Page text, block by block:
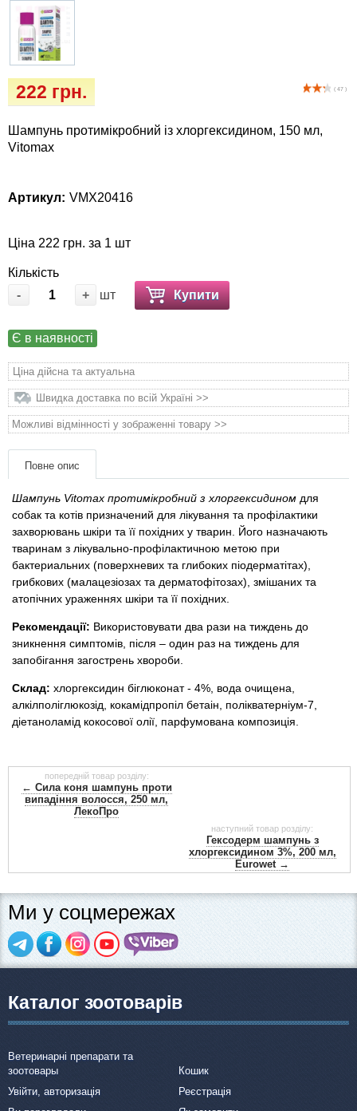
( 47 )
222 грн.
Шампунь протимікробний із хлоргексидином, 150 мл,
Vitomax
Артикул: VMX20416
Ціна 222 грн. за 1 шт
Кількість
-
+ шт Купити
Є в наявності
Ціна дійсна та актуальна
Швидка доставка по всій Україні >>
Можливі відмінності у зображенні товару >>
Повне опис
Шампунь Vitomax протимікробний з хлоргексидином для
собак та котів призначений для лікування та профілактики
захворювань шкіри та її похідних у тварин. Його назначають
тваринам з лікувально-профілактичною метою при
бактериальних (поверхневих та глибоких піодерматітах),
грибкових (малацезіозах та дерматофітозах), змішаних та
атопічних ураженнях шкіри та її похідних.
Рекомендації: Використовувати два рази на тиждень до
зникнення симптомів, після – один раз на тиждень для
запобігання загострень хвороби.
Склад: хлоргексидин біглюконат - 4%, вода очищена,
алкілполіглюкозід, кокамідпропіл бетаін, полікватерніум-7,
діетаноламід кокосової олії, парфумована композиція.
попередній товар розділу:
← Сила коня шампунь проти
випадіння волосся, 250 мл,
ЛекоПро
наступний товар розділу:
Гексодерм шампунь з
хлоргексидином 3%, 200 мл,
Eurowet →
Ми у соцмережах
Каталог зоотоварів
Ветеринарні препарати та
зоотовары
Кошик
Увійти, авторизація
Реєстрація
Ласощі та корма
Vet Diet Canine Wet - ветеринарные диеты
для собак
Лежаки, будиночки, охолоджуючи
килимки
Миски, автогодівниці, поілки
Товари для голубів
Товари для гризунів
Хозряд - господарчі товари оптом
Популярні зоотоварі
Архів / Знято з виробництва